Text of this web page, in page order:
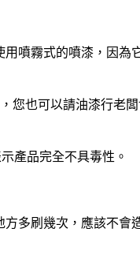
噴霧式的噴漆，因為
您也可以請油漆行老
產品完全不具毒性。
多刷幾次，應該不會